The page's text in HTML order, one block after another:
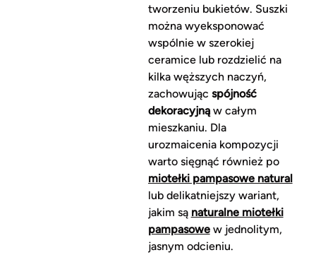
tworzeniu bukietów. Suszki
można wyeksponować
wspólnie w szerokiej
ceramice lub rozdzielić na
kilka węższych naczyń,
zachowując spójność
dekoracyjnąw całym
mieszkaniu. Dla
urozmaicenia kompozycji
warto sięgnąć również po
miotełki pampasowe natural
lub delikatniejszy wariant,
jakim są naturalne miotełki
pampasowew jednolitym,
jasnym odcieniu.